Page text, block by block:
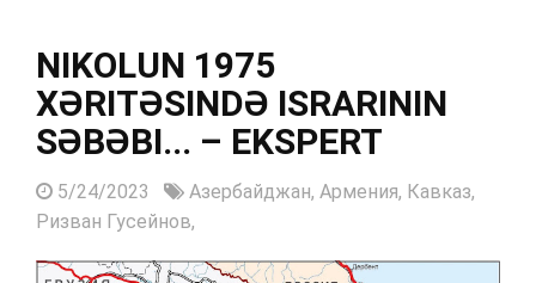
NIKOLUN 1975
XƏRITƏSINDƏ ISRARININ
SƏBƏBI... – EKSPERT
5/24/2023 Азербайджан, Армения, Кавказ,
Ризван Гусейнов,